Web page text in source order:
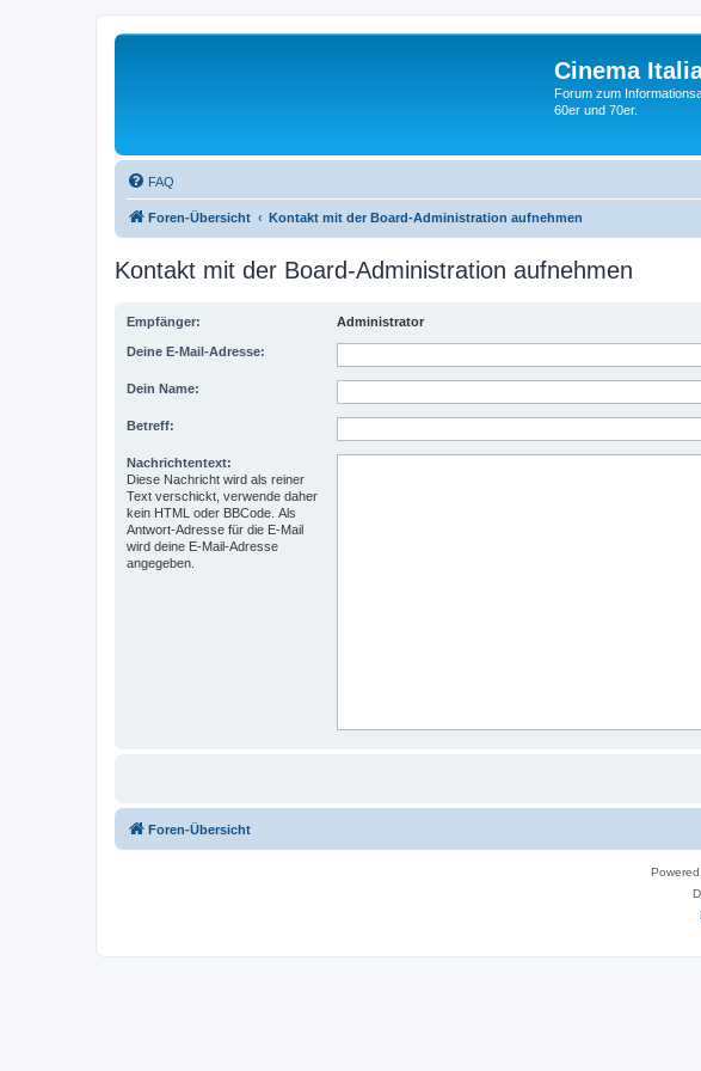
Cinema
Forum zum
60er und 70er.
FAQ
Foren-Übersicht Kontakt mit der Board-Administration aufnehmen
Kontakt mit der Board-Administration aufnehmen
Empfänger: Administrator
Deine E-Mail-Adresse:
Dein Name:
Betreff:
Nachrichtentext:
Diese Nachricht wird als reiner
Text verschickt, verwende daher
kein HTML oder BBCode. Als
Antwort-Adresse für die E-Mail
wird deine E-Mail-Adresse
angegeben.
Foren-Übersicht